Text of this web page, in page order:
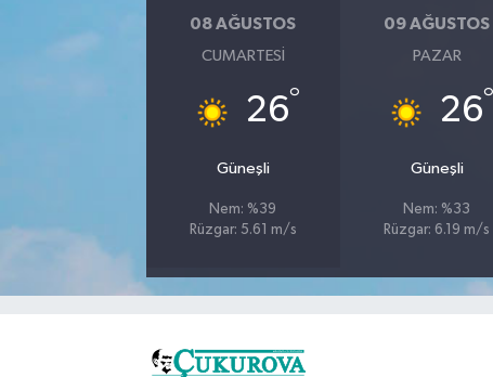
08 AĞUSTOS
CUMARTESI
26°
Güneşli
Nem: %39
Rüzgar: 5.61 m/s
09 AĞUSTOS
PAZAR
26°
Güneşli
Nem: %33
Rüzgar: 6.19 m/s